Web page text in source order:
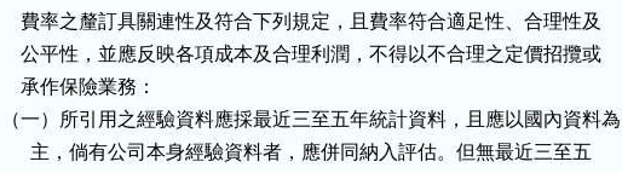
    費率之釐訂具關連性及符合下列規定，且費率符合適足性、合理性及
    公平性，並應反映各項成本及合理利潤，不得以不合理之定價招攬或
    承作保險業務：
（一）所引用之經驗資料應採最近三至五年統計資料，且應以國內資料為
      主，倘有公司本身經驗資料者，應併同納入評估。但無最近三至五